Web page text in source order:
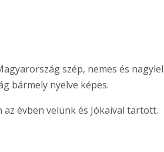
szép, nemes és
bármely nyelve képes.
évben velünk és Jókaival tartott.